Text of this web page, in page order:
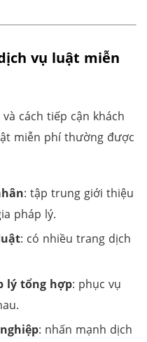
vụ luật miễn
cách tiếp cận khách
miễn phí thường được
: tập trung giới thiệu
pháp lý.
: có nhiều trang dịch
lý tổng hợp: phục vụ
: nhấn mạnh dịch